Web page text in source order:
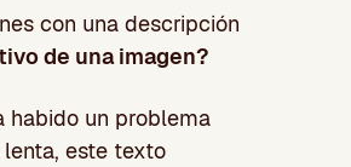
con una descripción
de una imagen?
habido un problema
este texto